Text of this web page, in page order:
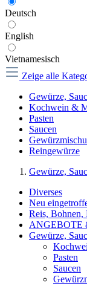
Deutsch
English
Vietnamesisch
Zeige alle
Gewürze,
Kochwein &
Pasten
Saucen
Reingewürze
Gewürze,
Diverses
Neu
Reis, Bohnen,
ANGEBOTE
Gewürze,
Pasten
Saucen